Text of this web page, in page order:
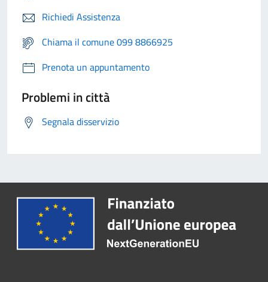
Richiedi Assistenza
Chiama il comune 099 8866925
Prenota un appuntamento
Problemi in città
Segnala disservizio